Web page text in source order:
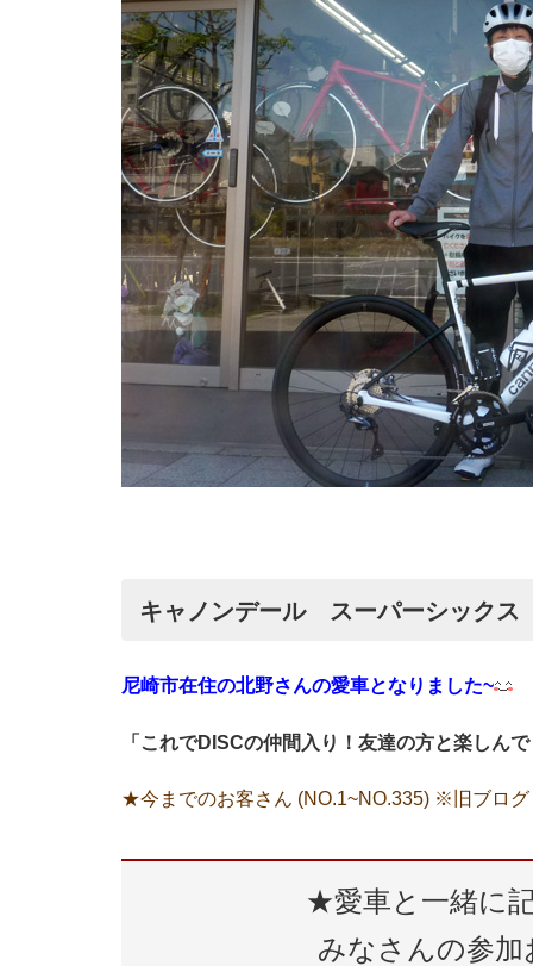
キャノンデール スーパーシック
尼崎市在住の北野さんの愛車となりました~
「これでDISCの仲間入り！友達の方と楽しん
★今までのお客さん (NO.1~NO.335) ※旧ブログ
★愛車と一緒に
みなさんの参